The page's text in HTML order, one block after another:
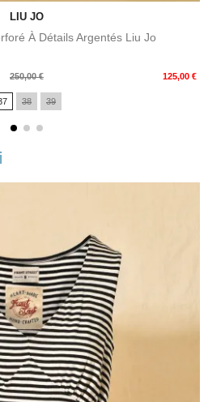
LIU JO
À Détails Argentés Liu Jo
250,00 € 125,00 €
38 39